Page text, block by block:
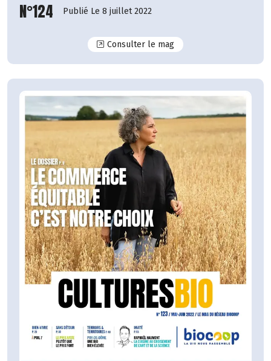
N°124 Publié Le 8 juillet 2022
Consulter le magN°124